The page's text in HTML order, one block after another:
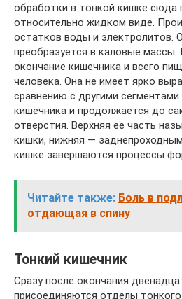
обработки в тонкой кишке сюда
относительно жидком виде.
остатков воды и электролитов.
преобразуется в каловые
окончание кишечника и всего
человека. Она не имеет ярко
сравнению с другими сегментами
кишечника и продолжается до
отверстия. Верхняя ее часть
кишки, нижняя —
кишке завершаются процессы
Читайте также: Боль в
отдающая в спину
Тонкий кишечник
Сразу после окончания
присоединяются отделы